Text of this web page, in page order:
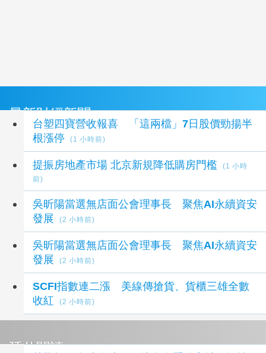
最新財經新聞
台塑四寶營收報喜 「這兩檔」7日股價勁揚半
根漲停
(1 小時前)
提振房地產市場 北京新規降低購房門檻
(1 小時
前)
吳昕陽當選無店面公會理事長 聚焦AI永續資安
發展
(2 小時前)
吳昕陽當選無店面公會理事長 聚焦AI永續資安
發展
(2 小時前)
SCFI指數連二漲 美線傳搶貨、貨櫃三雄全數
收紅
(2 小時前)
延伸閱讀